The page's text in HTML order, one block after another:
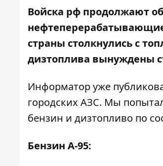
Войска рф продолжают
страны столкнулись с
дизтоплива вынуждены
Информаторуже
городских АЗС. Мы
бензин и дизтопливо по
Бензин А-95: